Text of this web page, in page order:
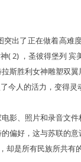
出了正在做着高
( 2) ，圣彼得堡列
斯胜利女神雕塑双
今人的活力，变得灵
影、照片和录音文
偏好，这与苏联的
却是所有民族所共有